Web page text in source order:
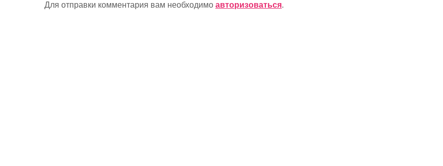
Для отправки комментария вам необходимо авторизоваться.